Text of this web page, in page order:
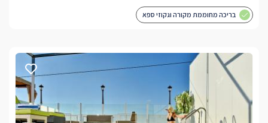
בריכה מחוממת מקורה וגקוזי ספא